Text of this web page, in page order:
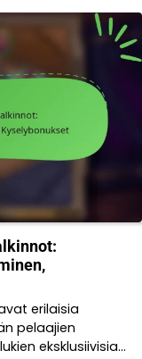
erilaisia
pelaajien
eksklusiivisia…